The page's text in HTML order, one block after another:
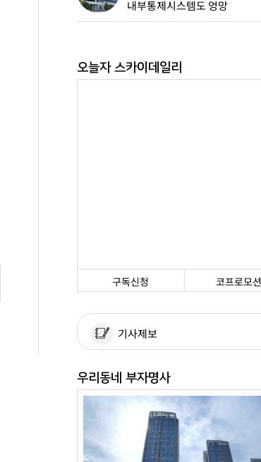
내부통제시스템도 엉망
오늘자 스카이데일리
구독신청 코프로모션
기사제보
우리동네 부자명사